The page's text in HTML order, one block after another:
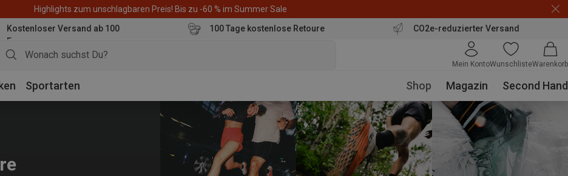
Highlights zum unschlagbaren Preis! Bis zu -60 % im Summer Sale
Kostenloser Versand ab 100
Euro
100 Tage kostenlose Retoure CO2e-reduzierter Versand
Mein KontoWunschlisteWarenkorb
Sportarten Shop Magazin Second Hand